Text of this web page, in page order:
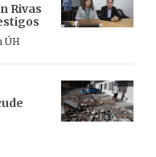
Rivas
ÚH